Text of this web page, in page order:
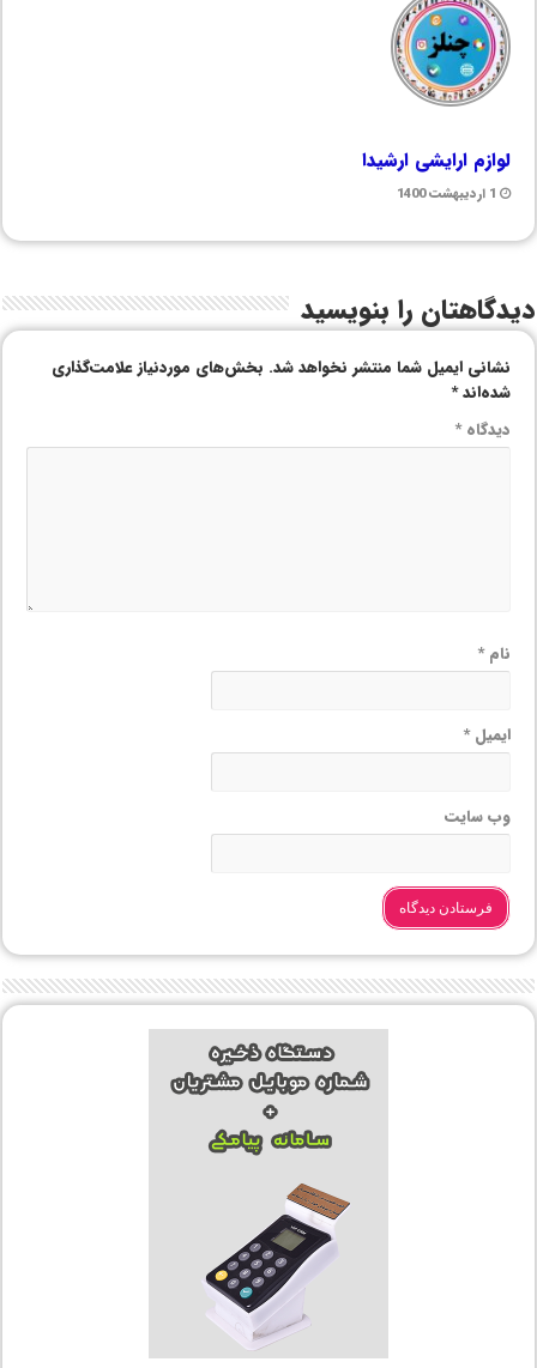
لوازم ارایشی ارشیدا
1 اردیبهشت 1400
دیدگاهتان را بنویسید
نشانی ایمیل شما منتشر نخواهد شد. بخش‌های موردنیاز علامت‌گذاری
شده‌اند*
دیدگاه*
نام*
ایمیل*
وب‌ سایت